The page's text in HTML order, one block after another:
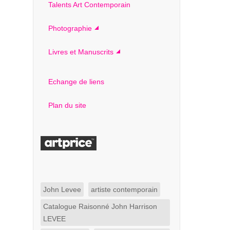
Talents Art Contemporain
Photographie
Livres et Manuscrits
Echange de liens
Plan du site
John Levee artiste contemporain
Catalogue Raisonné John Harrison
LEVEE